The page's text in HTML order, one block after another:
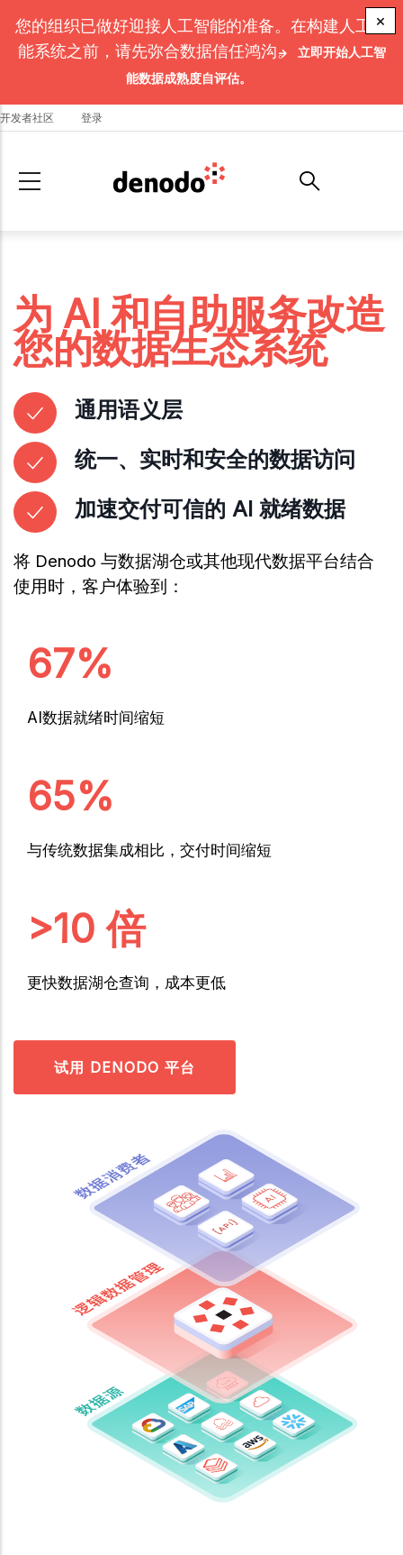
×
您的组织已做好迎接人工智能的准备。在构建人工智
能系统之前，请先弥合数据信任鸿沟。
立即开始人工智
能数据成熟度自评估。
开发者社区 登录
为 AI 和自助服务改造
您的数据生态系统
通用语义层
统一、实时和安全的数据访问
加速交付可信的 AI 就绪数据
将 Denodo 与数据湖仓或其他现代数据平台结合
使用时，客户体验到：
67%
AI数据就绪时间缩短
65%
与传统数据集成相比，交付时间缩短
>10 倍
更快数据湖仓查询，成本更低
试用 DENODO 平台